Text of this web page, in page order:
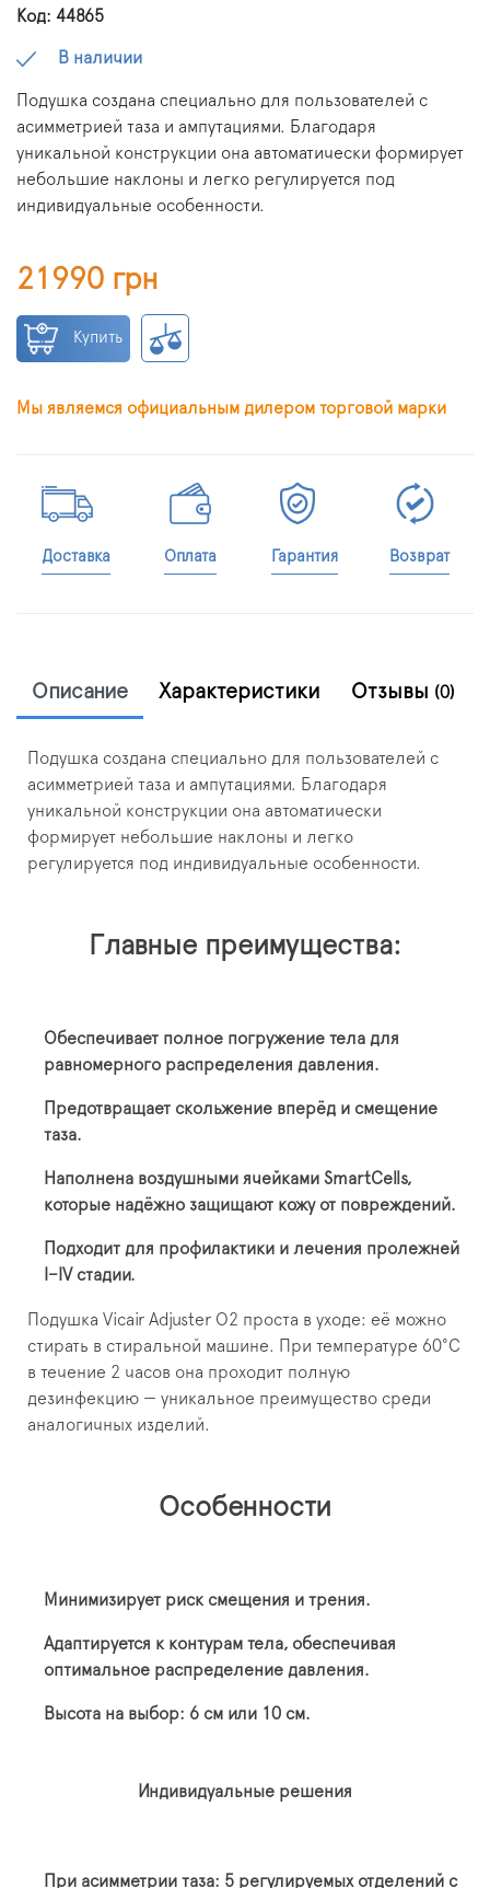
Код: 44865
В наличии
Подушка создана специально для пользователей с
асимметрией таза и ампутациями. Благодаря
уникальной конструкции она автоматически формирует
небольшие наклоны и легко регулируется под
индивидуальные особенности.
21990 грн
Купить
Мы являемся официальным дилером торговой марки
Доставка Оплата Гарантия Возврат
Описание Характеристики Отзывы (0)
Подушка создана специально для пользователей с
асимметрией таза и ампутациями. Благодаря
уникальной конструкции она автоматически
формирует небольшие наклоны и легко
регулируется под индивидуальные особенности.
Главные преимущества:
Обеспечивает полное погружение тела для
равномерного распределения давления.
Предотвращает скольжение вперёд и смещение
таза.
Наполнена воздушными ячейками SmartCells,
которые надёжно защищают кожу от повреждений.
Подходит для профилактики и лечения пролежней
I–IV стадии.
Подушка Vicair Adjuster O2 проста в уходе: её можно
стирать в стиральной машине. При температуре 60°С
в течение 2 часов она проходит полную
дезинфекцию — уникальное преимущество среди
аналогичных изделий.
Особенности
Минимизирует риск смещения и трения.
Адаптируется к контурам тела, обеспечивая
оптимальное распределение давления.
Высота на выбор: 6 см или 10 см.
Индивидуальные решения
При асимметрии таза: 5 регулируемых отделений с